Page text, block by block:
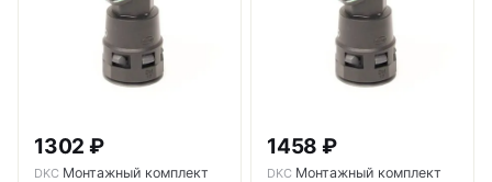
1302 ₽
DKC Монтажный комплект
1458 ₽
DKC Монтажный комплект